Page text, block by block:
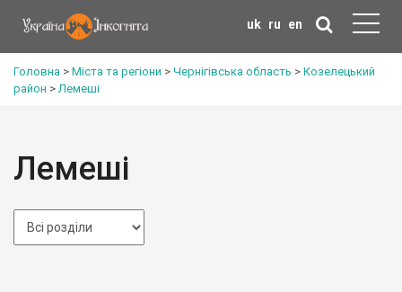
uk ru en
Головна > Міста та регіони > Чернігівська область > Козелецький
район >Лемеші
Лемеші